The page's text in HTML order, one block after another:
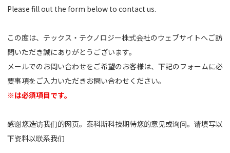
Please fill out the form below to contact us.
この度は、テックス・テクノロジー株式会社のウェブサイトへご訪
問いただき誠にありがとうございます。
メールでのお問い合わせをご希望のお客様は、下記のフォームに必
要事項をご入力いただきお問い合わせください。
※は必須項目です。
感谢您造访我们的网页。泰科斯科技期待您的意见或询问。请填写以
下资料以联系我们